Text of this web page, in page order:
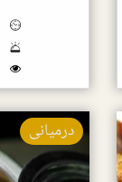
درمیانی